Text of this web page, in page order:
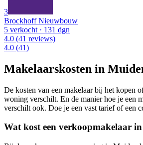
3
Brockhoff Nieuwbouw
5 verkocht · 131 dgn
4.0 (41 reviews)
4.0 (41)
Makelaarskosten in
De kosten van een makelaar bij het kopen
woning verschilt. En de manier hoe je een
verschilt ook. Doe je een vast tarief of een
Wat kost een verkoopmakelaar